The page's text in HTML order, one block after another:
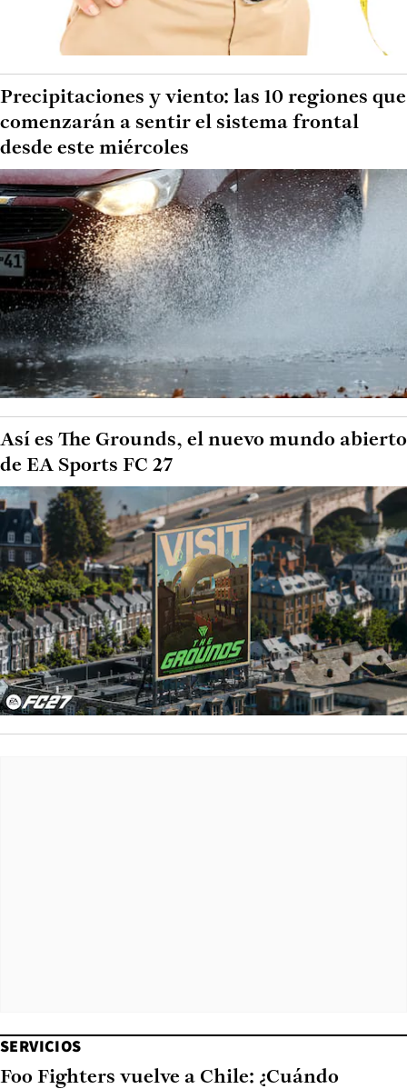
Precipitaciones y viento: las 10 regiones que
comenzarán a sentir el sistema frontal
desde este miércoles
Así es The Grounds, el nuevo mundo abierto
de EA Sports FC 27
SERVICIOS
Foo Fighters vuelve a Chile: ¿Cuándo